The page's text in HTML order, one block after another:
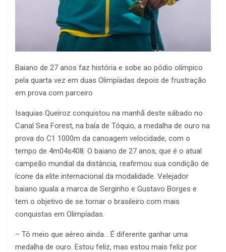
Baiano de 27 anos faz história e sobe ao pódio olímpico
pela quarta vez em duas Olimpíadas depois de frustração
em prova com parceiro
Isaquias Queiroz conquistou na manhã deste sábado no
Canal Sea Forest, na baía de Tóquio, a medalha de ouro na
prova do C1 1000m da canoagem velocidade, com o
tempo de 4m04s408. O baiano de 27 anos, que é o atual
campeão mundial da distância, reafirmou sua condição de
ícone da elite internacional da modalidade. Velejador
baiano iguala a marca de Serginho e Gustavo Borges e
tem o objetivo de se tornar o brasileiro com mais
conquistas em Olimpíadas.
– Tô meio que aéreo ainda… É diferente ganhar uma
medalha de ouro. Estou feliz, mas estou mais feliz por